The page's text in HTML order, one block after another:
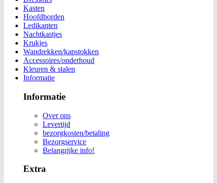
Kasten
Hoofdborden
Ledikanten
Nachtkastjes
Krukjes
Wandrekken/kapstokken
Accessoires/onderhoud
Kleuren & stalen
Informatie
Informatie
Over ons
Levertijd
bezorgkosten/betaling
Bezorgservice
Belangrijke info!
Extra